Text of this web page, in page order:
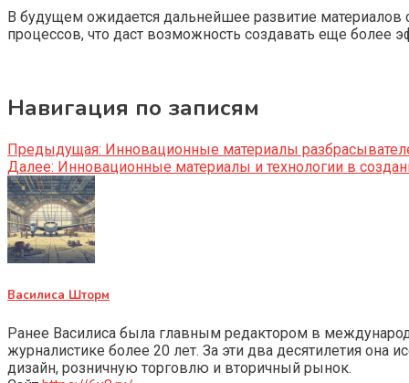
В будущем ожидается дальнейшее развитие материалов
процессов, что даст возможность создавать еще
Навигация по записям
Предыдущая: Инновационные материалы
Далее: Инновационные материалы и технологии в
Василиса Шторм
Ранее Василиса была главным редактором в
журналистике более 20 лет. За эти два десятилетия
дизайн, розничную торговлю и вторичный рынок.